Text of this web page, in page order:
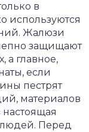
в
используются
Жалюзи
защищают
а главное,
если
пестрят
материалов
людей. Перед